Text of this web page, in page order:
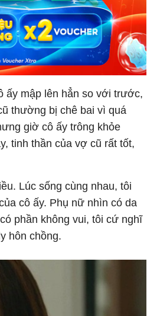
ấy mập lên hẳn so với trước,
thường bị chê bai vì quá
giờ cô ấy trông khỏe
tinh thần của vợ cũ rất tốt,
Lúc sống cùng nhau, tôi
cô ấy. Phụ nữ nhìn có da
phần không vui, tôi cứ nghĩ
hôn chồng.